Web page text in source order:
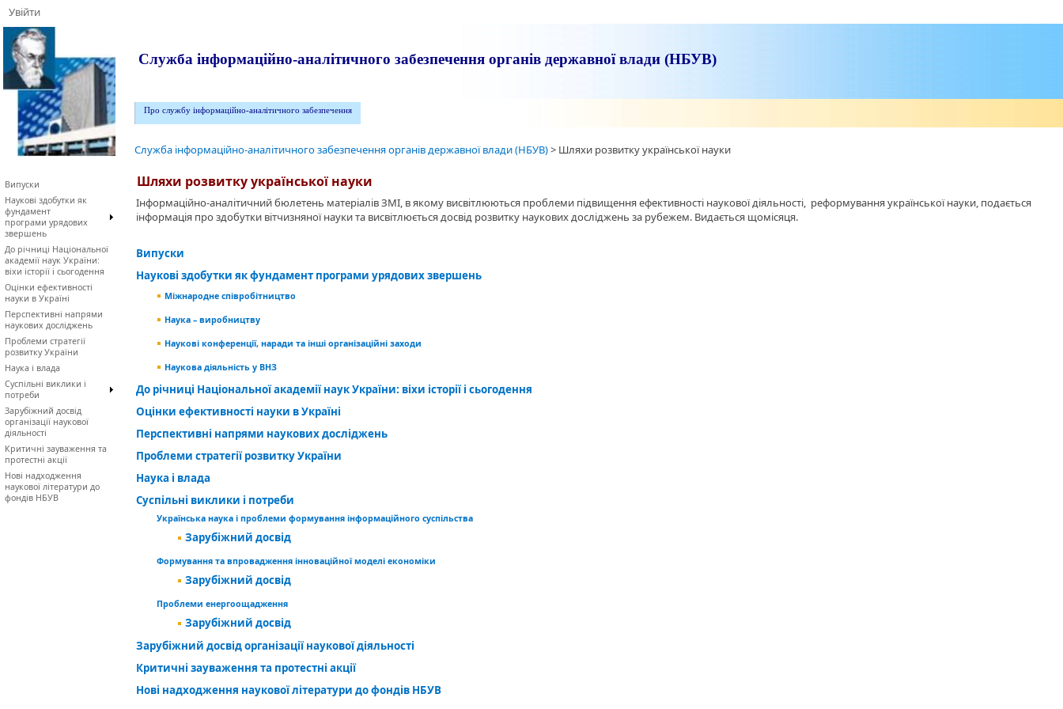
Увійти
Служба інформаційно-аналітичного забезпечення органів державної влади (НБУВ)
Про службу інформаційно-аналітичного забезпечення
Служба інформаційно-аналітичного забезпечення органів державної влади (НБУВ)> Шляхи розвитку української науки
Випуски
Наукові здобутки як
фундамент
програми урядових
звершень
До річниці Національної
академії наук України:
віхи історії і сьогодення
Оцінки ефективності
науки в Україні
Перспективні напрями
наукових досліджень
Проблеми стратегії
розвитку України
Наука і влада
Суспільні виклики і
потреби
Зарубіжний досвід
організації наукової
діяльності
Критичні зауваження та
протестні акції
Нові надходження
наукової літератури до
фондів НБУВ
Шляхи розвитку української науки
Інформаційно-аналітичний бюлетень матеріалів ЗМІ, в якому висвітлюються проблеми підвищення ефективності наукової діяльності, реформування української науки, подається
інформація про здобутки вітчизняної науки та висвітлюється досвід розвитку наукових досліджень за рубежем. Видається щомісяця.
Випуски
Наукові здобутки як фундамент програми урядових звершень
Міжнародне співробітництво
Наука – виробництву
Наукові конференції, наради та інші організаційні заходи
Наукова діяльність у ВНЗ
До річниці Національної академії наук України: віхи історії і сьогодення
Оцінки ефективності науки в Україні
Перспективні напрями наукових досліджень
Проблеми стратегії розвитку України
Наука і влада
Суспільні виклики і потреби
Українська наука і проблеми формування інформаційного суспільства
Зарубіжний досвід
Формування та впровадження інноваційної моделі економіки
Зарубіжний досвід
Проблеми енергоощадження
Зарубіжний досвід
Зарубіжний досвід організації наукової діяльності
Критичні зауваження та протестні акції
Нові надходження наукової літератури до фондів НБУВ